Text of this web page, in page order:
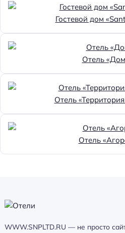
Гостевой дом
Отель
Отель
Отель
WWW.SNPLTD.RU — не просто